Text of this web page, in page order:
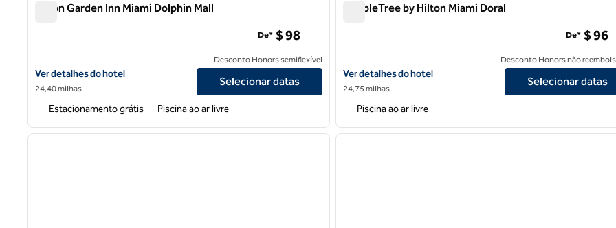
Hilton Garden Inn Miami Dolphin Mall
Exibir detalhes do hotel Hilton Garden Inn Miami Dolphin Mall
Ver detalhes do hotel
24,40 milhas
De* $ 98
Desconto Honors semiflexível
Selecionar datas
Estacionamento grátis Piscina ao ar livre
DoubleTree by Hilton Miami Doral
Exibir detalhes do hotel DoubleTree by Hilton Miami Doral
Ver detalhes do hotel
24,75 milhas
De* $ 96
Desconto Honors não
Selecionar datas
Piscina ao ar livre
1 de 12
próxima imagem
1 de 12